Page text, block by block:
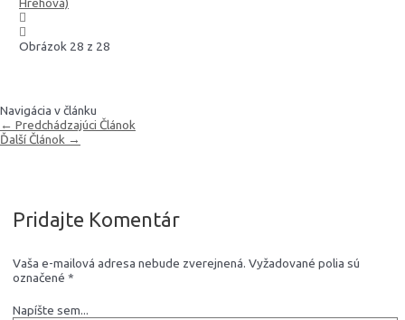
Obrázok 28 z 28
Navigácia v článku
← Predchádzajúci Článok
Ďalší Článok →
Pridajte Komentár
Vaša e-mailová adresa nebude zverejnená. Vyžadované polia sú
označené *
Napíšte sem...